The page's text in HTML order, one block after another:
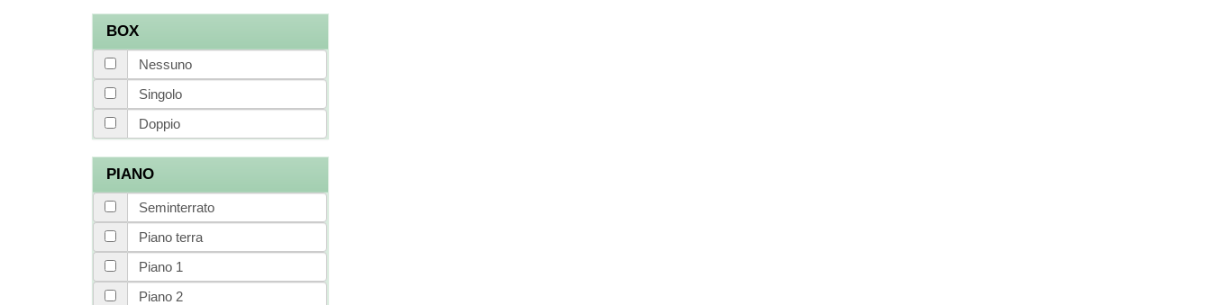
BOX
Nessuno
Singolo
Doppio
PIANO
Seminterrato
Piano terra
Piano 1
Piano 2